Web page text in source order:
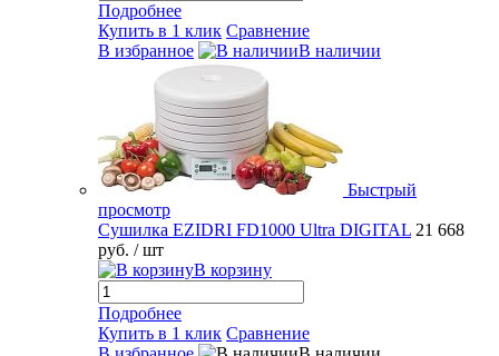
Подробнее
Купить в 1 клик Сравнение
В избранное
В наличии
Быстрый
просмотр
Сушилка EZIDRI FD1000 Ultra DIGITAL 21 668
руб. / шт
В корзину
Подробнее
Купить в 1 клик Сравнение